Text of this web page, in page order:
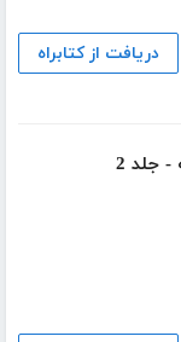
دریافت از کتابراه
جلد 2